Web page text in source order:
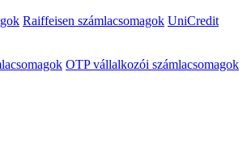
Raiffeisen számlacsomagok UniCredit
OTP vállalkozói számlacsomagok